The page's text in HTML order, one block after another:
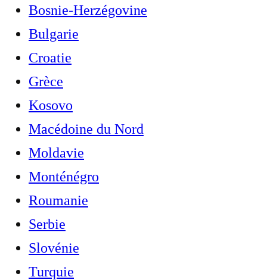
Bosnie-Herzégovine
Bulgarie
Croatie
Grèce
Kosovo
Macédoine du Nord
Moldavie
Monténégro
Roumanie
Serbie
Slovénie
Turquie